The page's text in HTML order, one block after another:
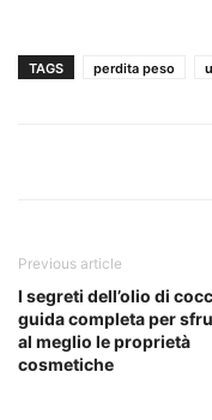
TAGS perdita peso
Previous article
I segreti dell’olio di
guida completa per
al meglio le proprietà
cosmetiche